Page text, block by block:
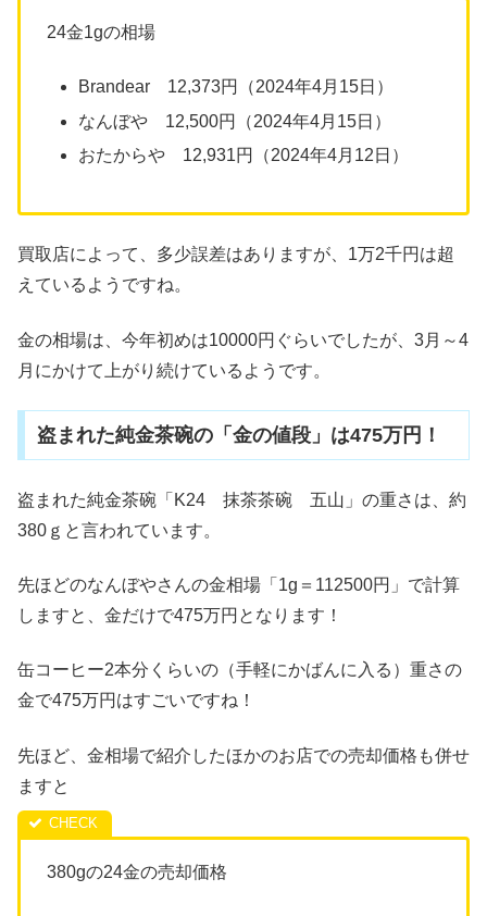
24金1gの相場
Brandear 12,373円
（2024年4月15日）
なんぼや 12,500円
（2024年4月15日）
おたからや 12,931円（2024年4月12日）
買取店によって、多少誤差はありますが、1万2千円は超
えているようですね。
金の相場は、今年初めは10000円ぐらいでしたが、3月～4
月にかけて上がり続けているようです。
盗まれた純金茶碗の「金の値段」は475万円！
盗まれた純金茶碗「K24 抹茶茶碗 五山」の重さは、約
380ｇと言われています。
先ほどのなんぼやさんの金相場「1g＝112500円」で計算
しますと、金だけで475万円となります！
缶コーヒー2本分くらいの （手軽にかばんに入る） 重さの
金で475万円はすごいですね！
先ほど、金相場で紹介したほかのお店での売却価格も併せ
ますと
380gの24金の売却価格